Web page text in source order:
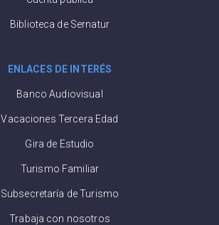
Biblioteca de Sernatur
ENLACES DE INTERÉS
Banco Audiovisual
Vacaciones Tercera Edad
Gira de Estudio
Turismo Familiar
Subsecretaría de Turismo
Trabaja con nosotros